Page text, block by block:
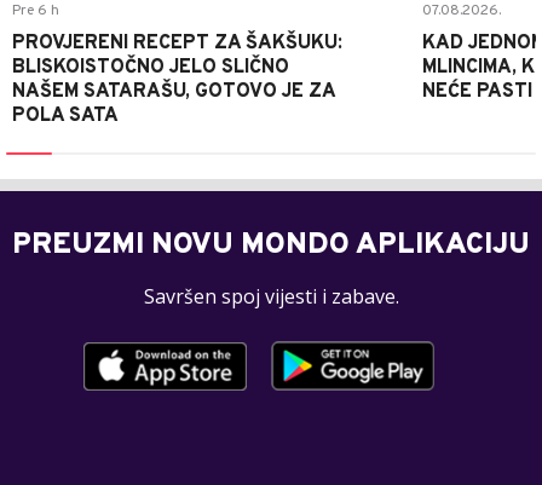
Pre 6 h
PROVJERENI RECEPT ZA ŠAKŠUKU:
BLISKOISTOČNO JELO SLIČNO
NAŠEM SATARAŠU, GOTOVO JE ZA
POLA SATA
07.08.2026.
KAD
MLINCIMA,
NEĆE PASTI
PREUZMI NOVU MONDO APLIKACIJU
Savršen spoj vijesti i zabave.